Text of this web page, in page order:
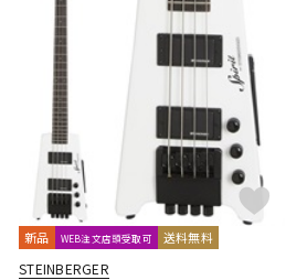
楽器アクセサ
新品 WEB注文店頭受取可 送料無料
STEINBERGER